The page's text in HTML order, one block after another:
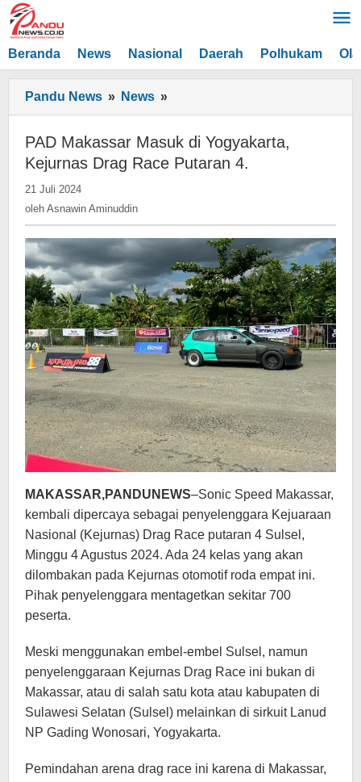
Lewati
ke
konten
Beranda News Nasional Daerah Polhukam
Pandu News » News »
Makassar
Masuk
Yogyakarta,
Putaran
4.
PAD Makassar Masuk di Yogyakarta,
Kejurnas Drag Race Putaran 4.
21 Juli 2024
Asnawin
oleh Asnawin Aminuddin
MAKASSAR,PANDUNEWS–Sonic Speed Makassar,
kembali dipercaya sebagai penyelenggara Kejuaraan
Nasional (Kejurnas) Drag Race putaran 4 Sulsel,
Minggu 4 Agustus 2024. Ada 24 kelas yang akan
dilombakan pada Kejurnas otomotif roda empat ini.
Pihak penyelenggara mentagetkan sekitar 700
peserta.
Meski menggunakan embel-embel Sulsel, namun
penyelenggaraan Kejurnas Drag Race ini bukan di
Makassar, atau di salah satu kota atau kabupaten di
Sulawesi Selatan (Sulsel) melainkan di sirkuit Lanud
NP Gading Wonosari, Yogyakarta.
Pemindahan arena drag race ini karena di Makassar,